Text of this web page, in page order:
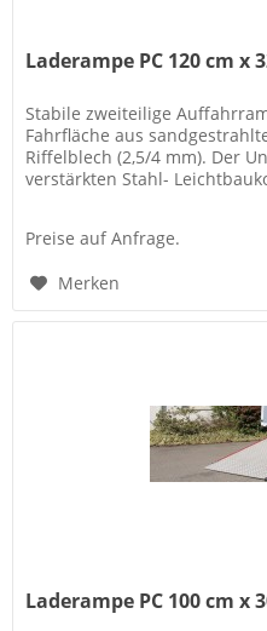
Laderampe PC 120 cm x
Stabile zweiteilige
Fahrfläche aus
Riffelblech (2,5/4 mm). Der
verstärkten Stahl-
Preise auf Anfrage.
Merken
Laderampe PC 100 cm x